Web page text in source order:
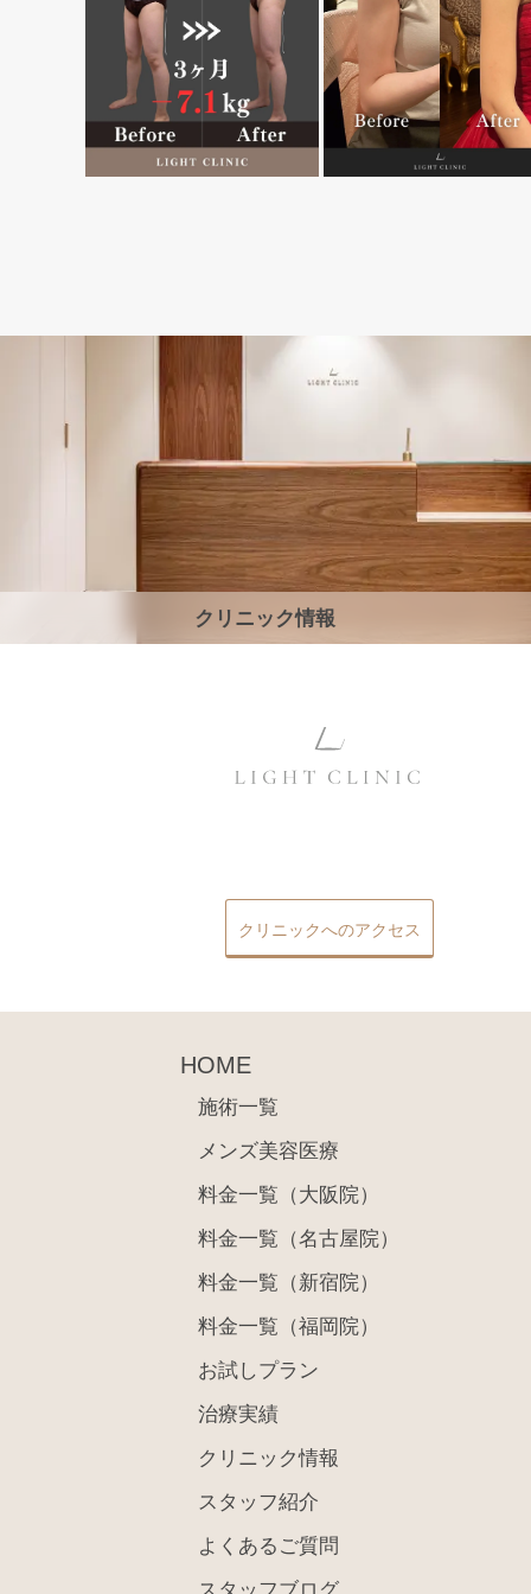
クリニック情報
クリニックへのアクセス
HOME
施術一覧
メンズ美容医療
料金一覧（大阪院）
料金一覧（名古屋院）
料金一覧（新宿院）
料金一覧（福岡院）
お試しプラン
治療実績
クリニック情報
スタッフ紹介
よくあるご質問